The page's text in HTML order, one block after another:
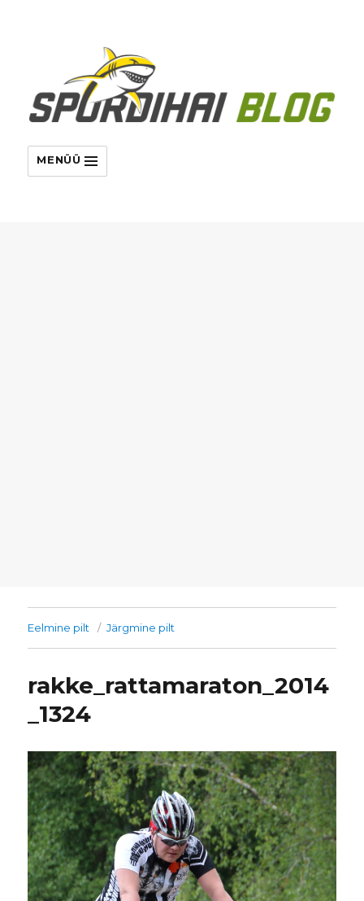
MENÜÜ
Eelmine pilt Järgmine pilt
rakke_rattamaraton_2014
_1324